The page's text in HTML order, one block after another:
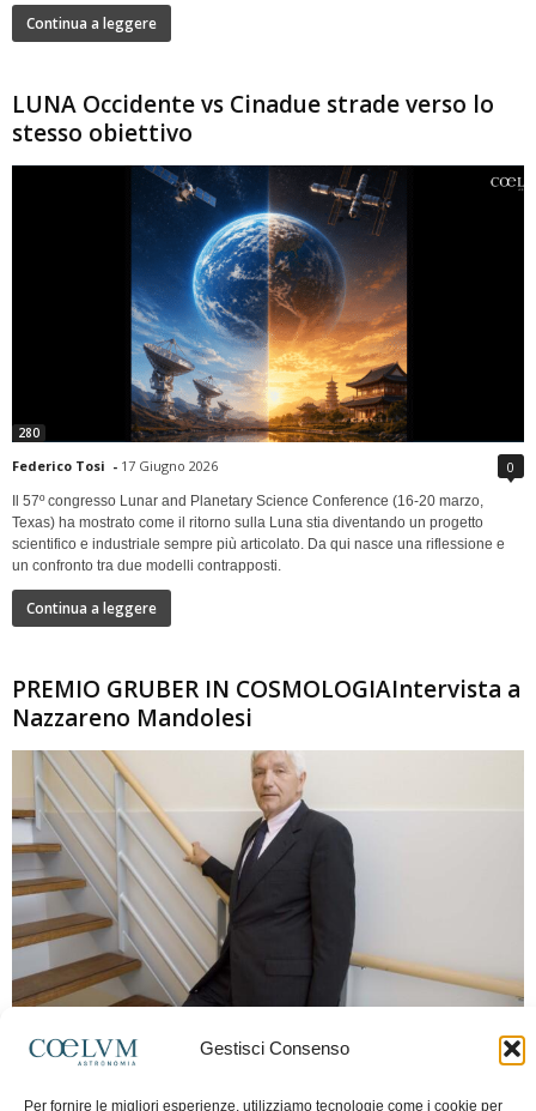
Gestisci Consenso
Per fornire le migliori esperienze, utilizziamo tecnologie come i cookie per
Continua a leggere
LUNA Occidente vs Cinadue strade verso lo
stesso obiettivo
280
Federico Tosi - 17 Giugno 2026 0
Il 57º congresso Lunar and Planetary Science Conference (16-20 marzo,
Texas) ha mostrato come il ritorno sulla Luna stia diventando un progetto
scientifico e industriale sempre più articolato. Da qui nasce una riflessione e
un confronto tra due modelli contrapposti.
Continua a leggere
PREMIO GRUBER IN COSMOLOGIAIntervista a
Nazzareno Mandolesi
Frida Paolella - 16 Giugno 2026 0
spaziale europea e della missione Planck. Il dialogo ripercorre i principali